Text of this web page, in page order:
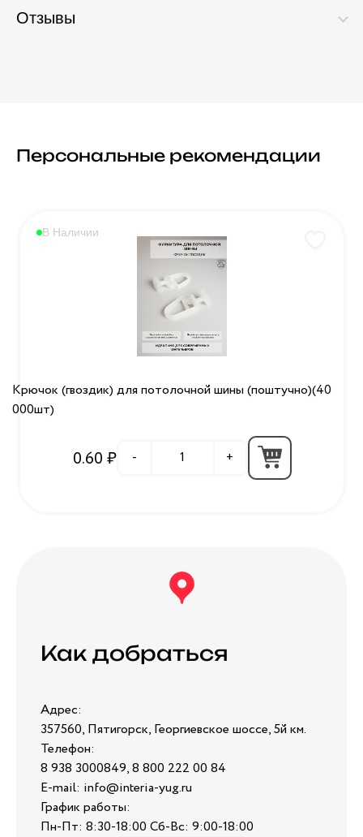
Отзывы
Персональные рекомендации
Крючок (гвоздик) для потолочной шины (поштучно)(40
000шт)
В Наличии
0.60 ₽ - +
Как добраться
Адрес:
357560, Пятигорск, Георгиевское шоссе, 5й км.
Телефон:
8 938 3000849, 8 800 222 00 84
E-mail: info@interia-yug.ru
График работы:
Пн-Пт: 8:30-18:00 Сб-Вс: 9:00-18:00